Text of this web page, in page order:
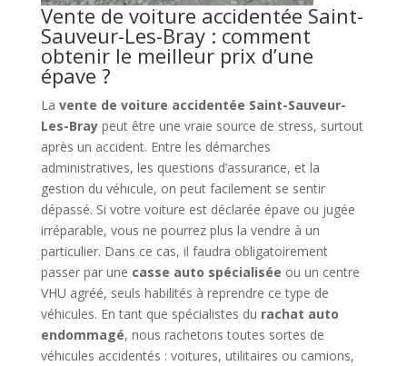
Vente de voiture accidentée Saint-
Sauveur-Les-Bray : comment
obtenir le meilleur prix d’une
épave ?
La vente de voiture accidentée Saint-Sauveur-
Les-Braypeut être une vraie source de stress, surtout
après un accident. Entre les démarches
administratives, les questions d’assurance, et la
gestion du véhicule, on peut facilement se sentir
dépassé. Si votre voiture est déclarée épave ou jugée
irréparable, vous ne pourrez plus la vendre à un
particulier. Dans ce cas, il faudra obligatoirement
passer par une casse auto spécialisée ou un centre
VHU agréé, seuls habilités à reprendre ce type de
véhicules. En tant que spécialistes du rachat auto
endommagé, nous rachetons toutes sortes de
véhicules accidentés : voitures, utilitaires ou camions,